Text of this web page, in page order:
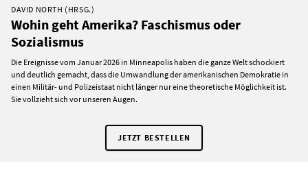
DAVID NORTH (HRSG.)
Wohin geht Amerika? Faschismus oder
Sozialismus
Die Ereignisse vom Januar 2026 in Minneapolis haben die ganze Welt schockiert
und deutlich gemacht, dass die Umwandlung der amerikanischen Demokratie in
einen Militär- und Polizeistaat nicht länger nur eine theoretische Möglichkeit ist.
Sie vollzieht sich vor unseren Augen.
JETZT BESTELLEN